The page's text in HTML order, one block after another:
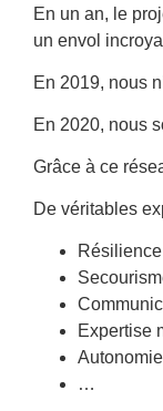
En un an, le
un envol
En 2019, nous
En 2020, nous
Grâce à ce
De véritables
Expertise
…